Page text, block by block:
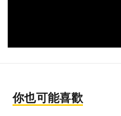
你也可能喜歡